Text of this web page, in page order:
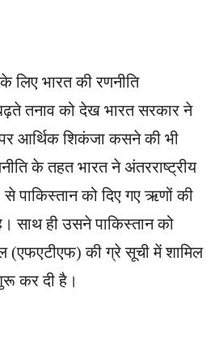
भारत की रणनीति
तनाव को देख भारत सरकार ने
आर्थिक शिकंजा कसने की भी
के तहत भारत ने अंतरराष्ट्रीय
पाकिस्तान को दिए गए ऋणों की
साथ ही उसने पाकिस्तान को
बल (एफएटीएफ) की ग्रे सूची में शामिल
कर दी है।